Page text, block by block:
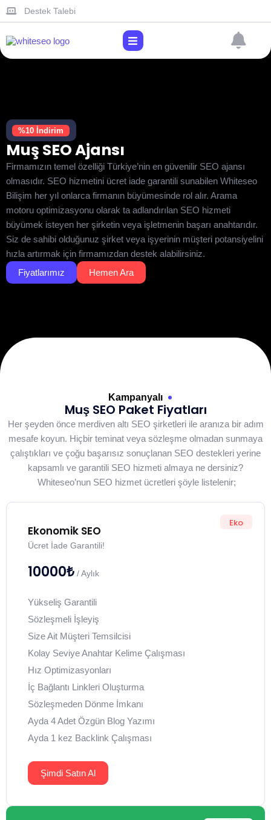
Destek Talebi
%10 İndirim
Muş SEO Ajansı
Firmamızın temel özelliği Türkiye’nin en güvenilir SEO ajansı
olmasıdır. SEO hizmetini ücret iade garantili sunabilen Whiteseo
Bilişim her yıl onlarca firmanın büyümesinde rol alır. Arama
motoru optimizasyonu olarak ta adlandırılan SEO hizmeti
büyümek isteyen her şirketin veya işletmenin başarı anahtarıdır.
Siz de sahibi olduğunuz şirket veya işyerinin müşteri potansiyelini
hızla artırmak için firmamızdan destek alabilirsiniz.
Fiyatlarımız
Hemen Ara
Kampanyalı
Muş SEO Paket Fiyatları
Her şeyden önce merdiven altı SEO şirketleri ile aranıza bir adım
mesafe koyun. Hiçbir teminat veya sözleşme olmadan sunmaya
çalıştıkları ve çoğu başarısız sonuçlanan SEO destekleri yerine
kapsamlı ve garantili SEO hizmeti almaya ne dersiniz?
Whiteseo’nun SEO hizmet ücretleri şöyle listelenir;
Ekonomik SEO
Eko
Ücret İade Garantili!
10000₺ / Aylık
Yükseliş Garantili
Sözleşmeli İşleyiş
Size Ait Müşteri Temsilcisi
Kolay Seviye Anahtar Kelime Çalışması
Hız Optimizasyonları
İç Bağlantı Linkleri Oluşturma
Sözleşmeden Dönme İmkanı
Ayda 4 Adet Özgün Blog Yazımı
Ayda 1 kez Backlink Çalışması
Şimdi Satın Al